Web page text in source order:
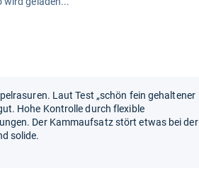
Laut Test „schön fein gehaltener
Hohe Kontrolle durch flexible
Der Kammaufsatz stört etwas bei der
solide.